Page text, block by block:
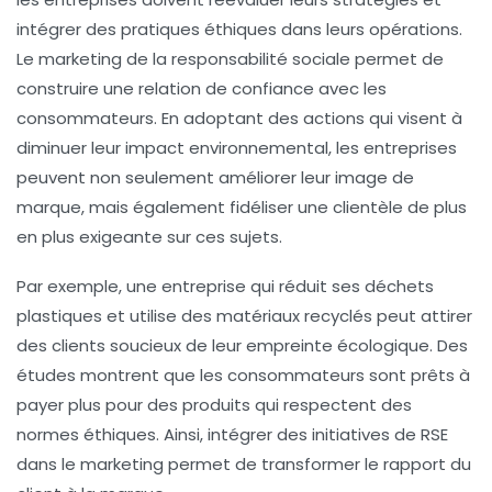
intégrer des pratiques éthiques dans leurs opérations.
Le marketing de la responsabilité sociale permet de
construire une relation de confiance avec les
consommateurs. En adoptant des actions qui visent à
diminuer leur impact environnemental, les entreprises
peuvent non seulement améliorer leurimage de
marque, mais également fidéliser une clientèle de plus
en plus exigeante sur ces sujets.
Par exemple, une entreprise qui réduit ses déchets
plastiques et utilise des matériaux recyclés peut attirer
des clients soucieux de leur empreinte écologique. Des
études montrent que les consommateurs sont prêts à
payer plus pour des produits qui respectent des
normes éthiques. Ainsi, intégrer des initiatives de RSE
dans le marketing permet de transformer le rapport du